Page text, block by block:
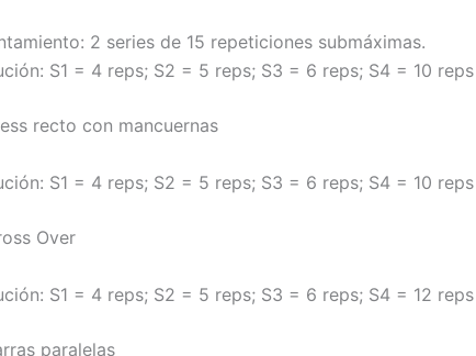
2 series de 15 repeticiones submáximas.
S1 = 4 reps; S2 = 5 reps; S3 = 6 reps; S4 = 10 reps
recto con mancuernas
S1 = 4 reps; S2 = 5 reps; S3 = 6 reps; S4 = 10 reps
Over
S1 = 4 reps; S2 = 5 reps; S3 = 6 reps; S4 = 12 reps
paralelas